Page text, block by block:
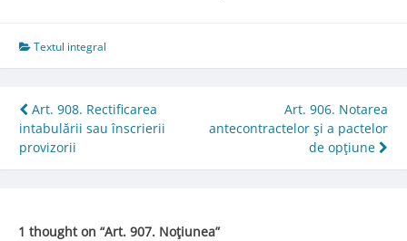
Textul integral
Post
navigation
Art. 908. Rectificarea
intabulării sau înscrierii
provizorii
Art. 906. Notarea
antecontractelor şi a pactelor
de opţiune
1 thought on “Art. 907. Noţiunea”